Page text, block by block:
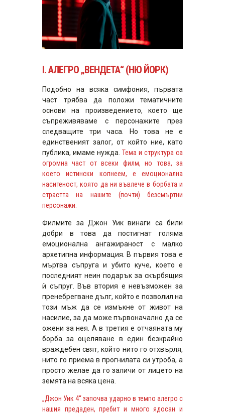
I.АЛЕГРО „ВЕНДЕТА“ (НЮ ЙОРК)
Подобно на всяка симфония, първата
част трябва да положи тематичните
основи на произведението, което ще
съпреживяваме с персонажите през
следващите три часа. Но това не е
единственият залог, от който ние, като
публика, имаме нужда. Тема и структура са
огромна част от всеки филм, но това, за
което истински копнеем, е емоционална
наситеност, която да ни въвлече в борбата и
страстта на нашите (почти) безсмъртни
персонажи.
Филмите за Джон Уик винаги са били
добри в това да постигнат голяма
емоционална ангажираност с малко
архетипна информация. В първия това е
мъртва съпруга и убито куче, което е
последният неин подарък за скърбящия
ѝ съпруг. Във втория е невъзможен за
пренебрегване дълг, който е позволил на
този мъж да се измъкне от живот на
насилие, за да може първоначално да се
ожени за нея. А в третия е отчаяната му
борба за оцеляване в един безкрайно
враждебен свят, който нито го отхвърля,
нито го приема в прогнилата си утроба, а
просто желае да го заличи от лицето на
земята на всяка цена.
„Джон Уик 4“ започва ударно в темпо алегро с
нашия предаден, пребит и много ядосан и